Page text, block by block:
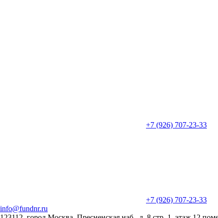
+7 (926) 707-23-33
+7 (926) 707-23-33
info@fundnr.ru